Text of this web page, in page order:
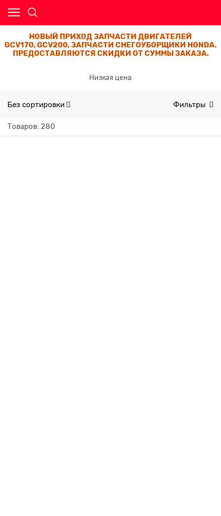
НОВЫЙ ПРИХОД ЗАПЧАСТИ ДВИГАТЕЛЕЙ
GCV170, GCV200, ЗАПЧАСТИ СНЕГОУБОРЩИКИ HONDA.
ПРЕДОСТАВЛЯЮТСЯ СКИДКИ ОТ СУММЫ ЗАКАЗА.
Низкая цена
Без сортировки Фильтры
Товаров: 280